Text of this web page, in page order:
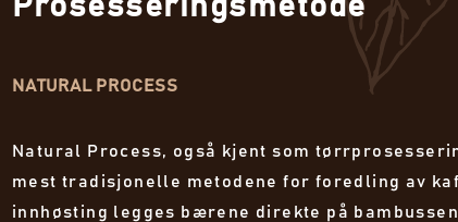
Prosesseringsmetode
NATURAL PROCESS
Natural Process, også kjent som
mest tradisjonelle metodene for foredling av
innhøsting legges bærene direkte på